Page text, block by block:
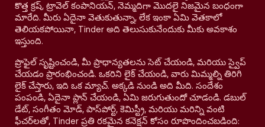
కొత్త క్రష్, ట్రావెల్ కంపానియన్, నెమ్మదిగా మొదలై నిజమైన బంధంగా
మారేది. మీరు ఏదైనా వెతుకుతున్నా, లేక ఇంకా ఏమి వెతకాలో
తెలియకపోయినా, Tinder అది తెలుసుకునేందుకు మీకు అవకాశం
ఇస్తుంది.
ప్రొఫైల్ సృష్టించండి, మీ ప్రాధాన్యతలను సెట్ చేయండి, మరియు స్వైప్
చేయడం ప్రారంభించండి. ఒకరిని లైక్ చేయండి, వారు మిమ్మల్ని తిరిగి
లైక్ చేస్తారు, ఇది ఒక మ్యాచ్. అక్కడి నుండి అది మీది. సందేశం
పంపండి, ఏదైనా ప్లాన్ చేయండి, ఏమి జరుగుతుందో చూడండి. డబుల్
డేట్, సంగీతం మోడ్, పాస్‌పోర్ట్, కెమిస్ట్రీ, మరియు మరిన్ని వంటి
ఫీచర్‌లతో, Tinder ప్రతి రకమైన కనెక్షన్ కోసం రూపొందించబడింది: